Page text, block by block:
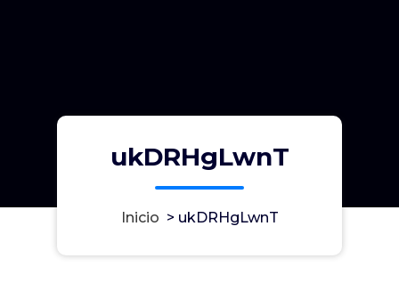
ukDRHgLwnT
Inicio > ukDRHgLwnT